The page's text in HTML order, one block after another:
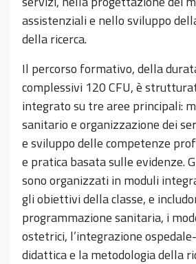
assistenziali e nello sviluppo
della ricerca.
Il percorso formativo, della
complessivi 120 CFU, è
integrato su tre aree principali:
sanitario e organizzazione dei
e sviluppo delle competenze
e pratica basata sulle evidenze.
sono organizzati in moduli
gli obiettivi della classe, e
programmazione sanitaria, i
ostetrici, l’integrazione
didattica e la metodologia della